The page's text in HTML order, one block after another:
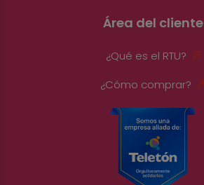
Área del cliente
¿Qué es el RTU?
¿Cómo comprar?